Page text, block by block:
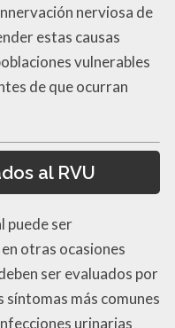
nerviosa de
estas causas
vulnerables
de que ocurran
al RVU
puede ser
otras ocasiones
ser evaluados por
más comunes
urinarias